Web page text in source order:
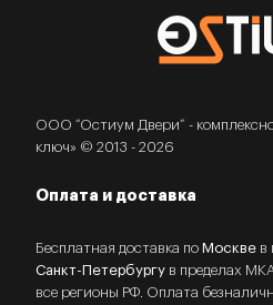
ООО “Остиум Двери” -
ключ» © 2013 - 2026
Оплата и доставка
Бесплатная доставка по Москве в
Санкт-Петербургу в пределах
все регионы РФ. Оплата